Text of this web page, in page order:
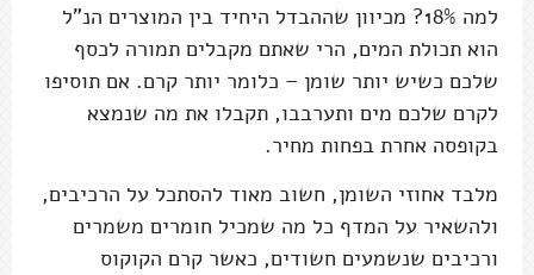
למה 18%? מכיוון שההבדל היחיד בין המוצרים הנ"ל
הוא תכולת המים, הרי שאתם מקבלים תמורה לכסף
שלכם כשיש יותר שומן – כלומר יותר קרם. אם תוסיפו
לקרם שלכם מים ותערבבו, תקבלו את מה שנמצא
בקופסה אחרת בפחות מחיר.
מלבד אחוזי השומן, חשוב מאוד להסתכל על הרכיבים,
ולהשאיר על המדף כל מה שמכיל חומרים משמרים
ורכיבים שנשמעים חשודים, כאשר קרם הקוקוס